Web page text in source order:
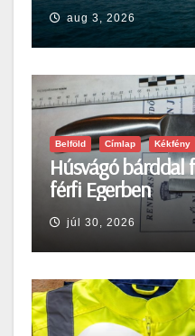
aug 3, 2026
Belföld Címlap Kékfény
Húsvágó bárddal
férfi Egerben
júl 30, 2026